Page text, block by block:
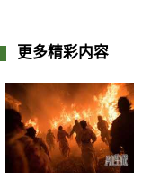
更多精彩内容